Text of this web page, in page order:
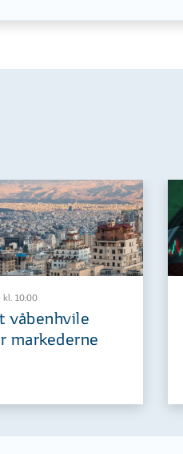
kl. 10:00
våbenhvile
markederne